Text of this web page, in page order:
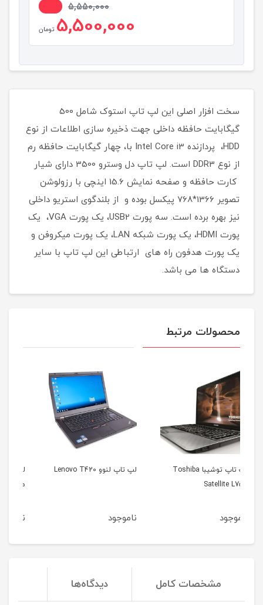
5,550,000
5,500,000 تومان
سخت افزار اصلی این لپ تاپ استوک شامل 500
گیگابایت حافظه داخلی جهت ذخیره سازی اطلاعات از نوع
HDD، پردازنده Intel Core i3 با، چهار گیگابایت حافظه رم
از نوع DDR3 است. لپ تاپ دل وسترو 3500 دارای شیار
کارت حافظه و صفحه نمایش 15.6 اینچی با رزولوشن
تصویر 1366*768 پیکسل بوده و از بلندگوی استریو داخلی
نیز بهره برده است. سه پورت USB2، یک پورت VGA، یک
پورت HDMI، یک پورت شبکه LAN، یک پورت میکروفن و
یک پورت هدفون راه های ارتباطی این لپ تاپ با سایر
دستگاه ها می باشد.
محصولات مرتبط
لپ تاپ لنوو Lenovo T420
ناموجود
لپ تاپ اپل مک بوک ایر
ناموجود
مشخصات کامل دیدگاه‌ها